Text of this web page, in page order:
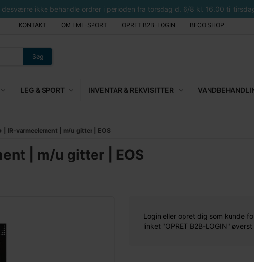
ikke behandle ordrer i perioden fra torsdag d. 6/8 kl. 16.00 til
KONTAKT OM LML-SPORT OPRET B2B-LOGIN BECO SHOP
Søg
LEG & SPORT INVENTAR & REKVISITTER
| IR-varmeelement | m/u gitter | EOS
| m/u gitter | EOS
Login eller opret dig som kunde
linket "OPRET B2B-LOGIN"